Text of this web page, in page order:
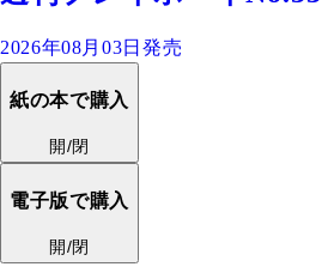
2026年08月03日発売
紙の本で購入
開/閉
電子版で購入
開/閉